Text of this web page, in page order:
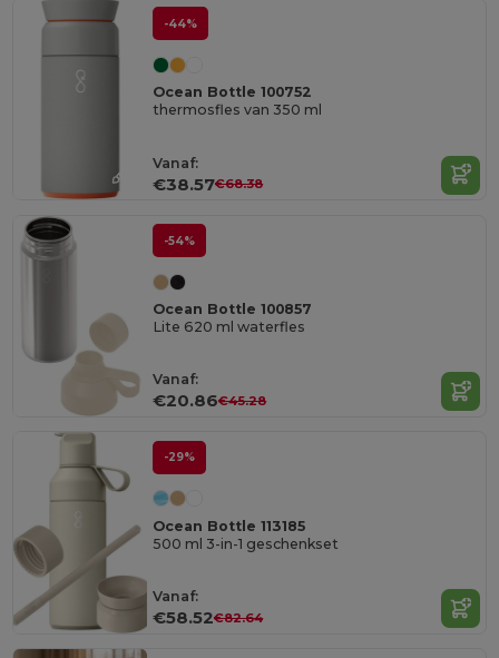
-44%
Ocean Bottle 100752
thermosfles van 350 ml
Vanaf:
€38.57€68.38
-54%
Ocean Bottle 100857
Lite 620 ml waterfles
Vanaf:
€20.86€45.28
-29%
Ocean Bottle 113185
500 ml 3-in-1 geschenkset
Vanaf:
€58.52€82.64